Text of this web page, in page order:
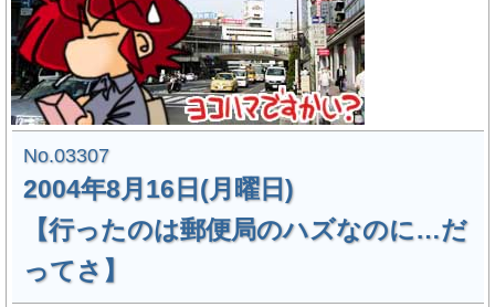
No.03307
2004年8月16日(月曜日)
【行ったのは郵便局のハズなのに…だ
ってさ】